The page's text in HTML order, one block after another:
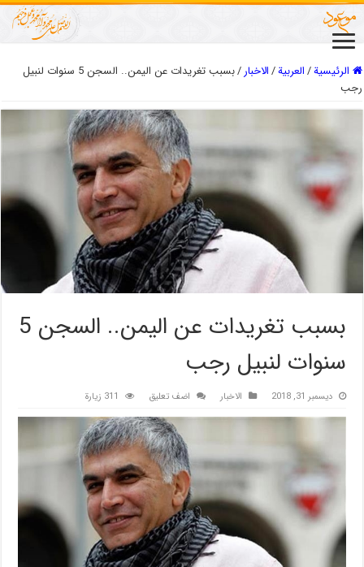
الرئيسية/العربیة/الاخبار/
بسبب تغريدات عن اليمن.. السجن 5 سنوات لنبيل
رجب
بسبب تغريدات عن اليمن.. السجن 5
سنوات لنبيل رجب
ديسمبر 31, 2018 الاخبار اضف تعليق 311 زيارة